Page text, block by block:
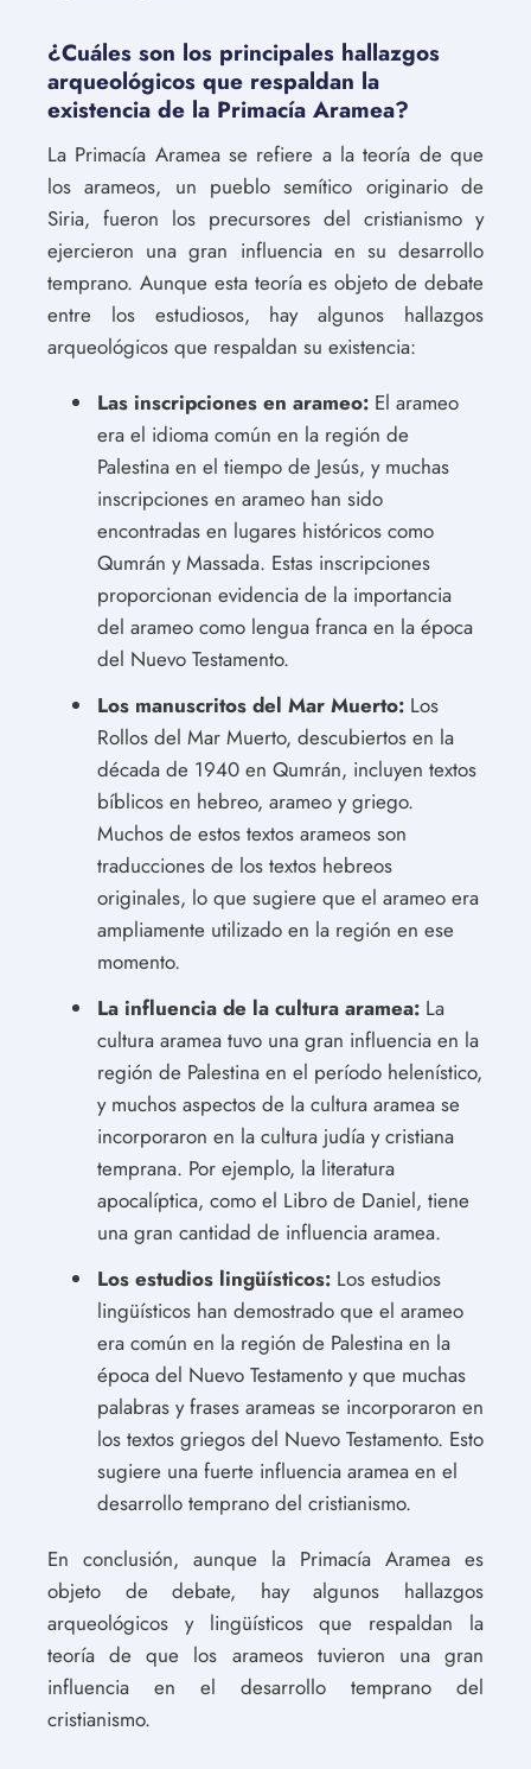
¿Cuáles son los principales hallazgos
arqueológicos que respaldan la
existencia de la Primacía Aramea?
La Primacía Aramea se refiere a la teoría de que
los arameos, un pueblo semítico originario de
Siria, fueron los precursores del cristianismo y
ejercieron una gran influencia en su desarrollo
temprano. Aunque esta teoría es objeto de debate
entre los estudiosos, hay algunos hallazgos
arqueológicos que respaldan su existencia:
Las inscripciones en arameo: El arameo
era el idioma común en la región de
Palestina en el tiempo de Jesús, y muchas
inscripciones en arameo han sido
encontradas en lugares históricos como
Qumrán y Massada. Estas inscripciones
proporcionan evidencia de la importancia
del arameo como lengua franca en la época
del Nuevo Testamento.
Los manuscritos del Mar Muerto: Los
Rollos del Mar Muerto, descubiertos en la
década de 1940 en Qumrán, incluyen textos
bíblicos en hebreo, arameo y griego.
Muchos de estos textos arameos son
traducciones de los textos hebreos
originales, lo que sugiere que el arameo era
ampliamente utilizado en la región en ese
momento.
La influencia de la cultura aramea: La
cultura aramea tuvo una gran influencia en la
región de Palestina en el período helenístico,
y muchos aspectos de la cultura aramea se
incorporaron en la cultura judía y cristiana
temprana. Por ejemplo, la literatura
apocalíptica, como el Libro de Daniel, tiene
una gran cantidad de influencia aramea.
Los estudios lingüísticos: Los estudios
lingüísticos han demostrado que el arameo
era común en la región de Palestina en la
época del Nuevo Testamento y que muchas
palabras y frases arameas se incorporaron en
los textos griegos del Nuevo Testamento. Esto
sugiere una fuerte influencia aramea en el
desarrollo temprano del cristianismo.
En conclusión, aunque la Primacía Aramea es
objeto de debate, hay algunos hallazgos
arqueológicos y lingüísticos que respaldan la
teoría de que los arameos tuvieron una gran
influencia en el desarrollo temprano del
cristianismo.